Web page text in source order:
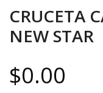
CRUCETA
NEW STAR
$0.00